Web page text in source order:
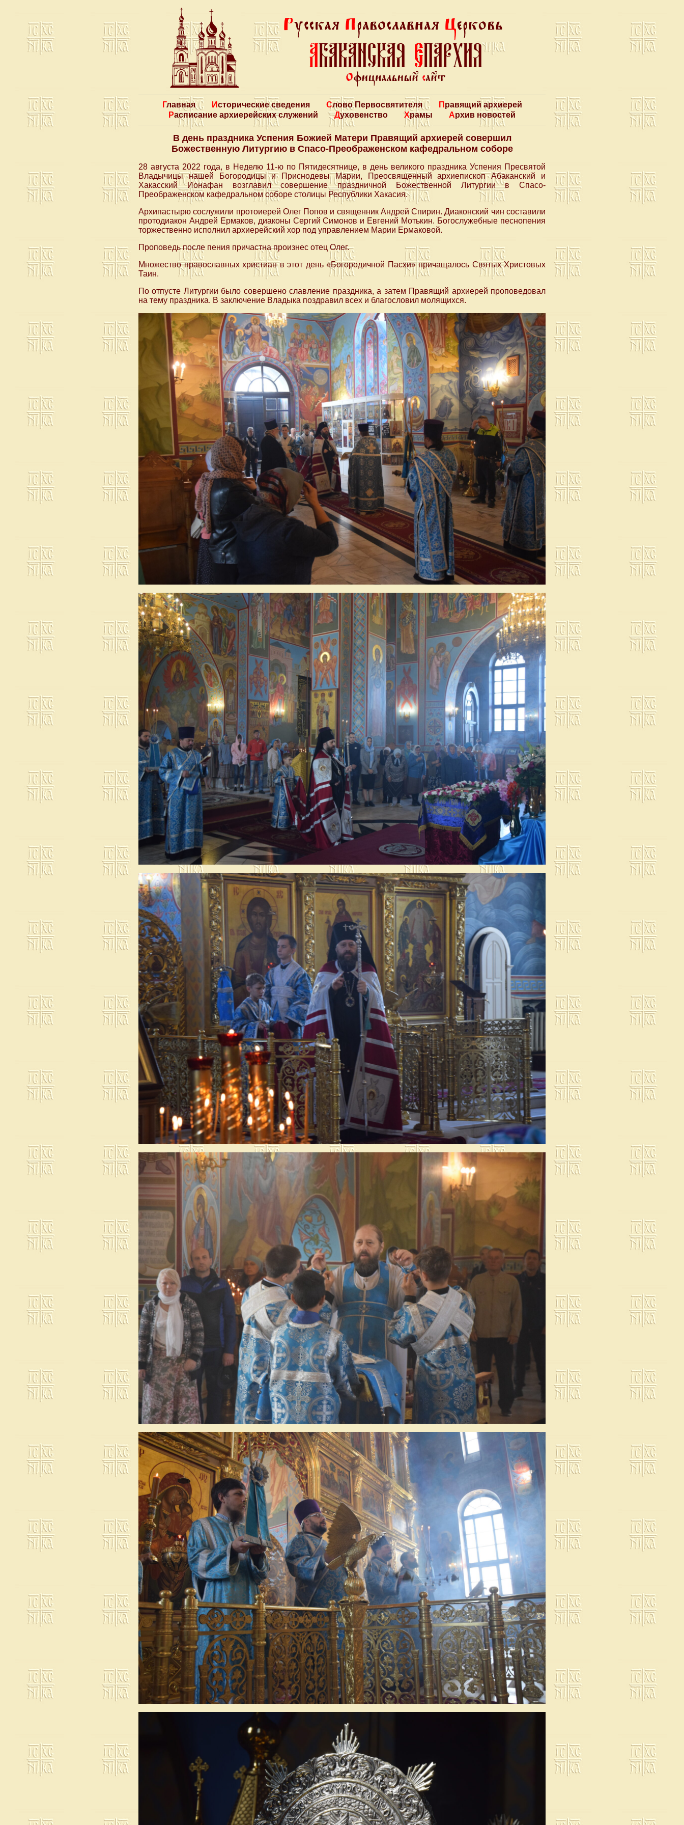
Главная Исторические сведения Слово Первосвятителя
Правящий архиерей
Расписание архиерейских служений
Духовенство Храмы Архив новостей
В день праздника Успения Божией Матери Правящий архиерей совершил
Божественную Литургию в Спасо-Преображенском кафедральном соборе
28 августа 2022 года, в Неделю 11-ю по Пятидесятнице, в день великого праздника Успения Пресвятой
Владычицы нашей Богородицы и Приснодевы Марии, Преосвященный архиепископ Абаканский и
Хакасский Ионафан возглавил совершение праздничной Божественной Литургии в Спасо-
Преображенском кафедральном соборе столицы Республики Хакасия.
Архипастырю сослужили протоиерей Олег Попов и священник Андрей Спирин. Диаконский чин составили
протодиакон Андрей Ермаков, диаконы Сергий Симонов и Евгений Мотькин. Богослужебные песнопения
торжественно исполнил архиерейский хор под управлением Марии Ермаковой.
Проповедь после пения причастна произнес отец Олег.
Множество православных христиан в этот день «Богородичной Пасхи» причащалось Святых Христовых
Таин.
По отпусте Литургии было совершено славление праздника, а затем Правящий архиерей проповедовал
на тему праздника. В заключение Владыка поздравил всех и благословил молящихся.